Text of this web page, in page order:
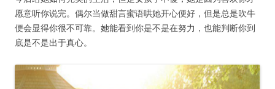
愿意听你说完。偶尔当做甜言蜜语哄她开心便好，但是总是吹牛
便会显得你很不可靠。她能看到你是不是在努力，也能判断你到
底是不是出于真心。